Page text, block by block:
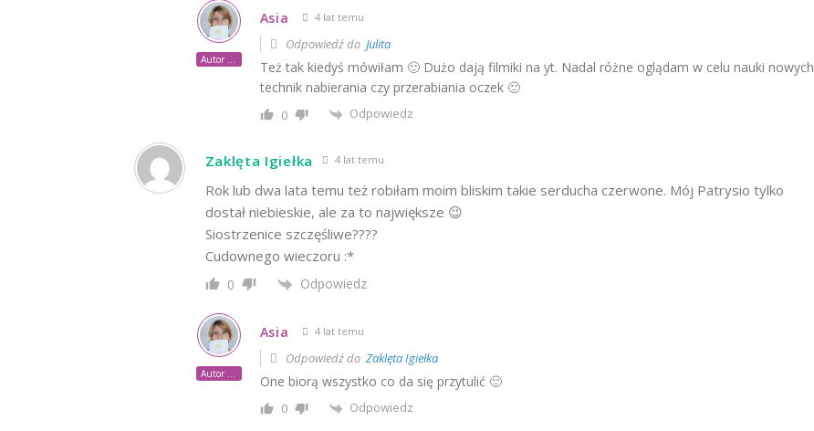
Autor posta
Asia 4 lat temu
Odpowiedź do Julita
Też tak kiedyś mówiłam 🙂 Dużo dają filmiki na yt. Nadal różne oglądam w celu nauki nowych
technik nabierania czy przerabiania oczek 🙂
0 Odpowiedz
Zaklęta Igiełka 4 lat temu
Rok lub dwa lata temu też robiłam moim bliskim takie serducha czerwone. Mój Patrysio tylko
dostał niebieskie, ale za to największe 😉
Siostrzenice szczęśliwe????
Cudownego wieczoru :*
0 Odpowiedz
Autor posta
Asia 4 lat temu
Odpowiedź do Zaklęta Igiełka
One biorą wszystko co da się przytulić 🙂
0 Odpowiedz